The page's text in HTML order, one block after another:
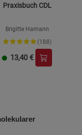
Praxisbuch CDL
Brigitte Hamann
(188)
13,40 €